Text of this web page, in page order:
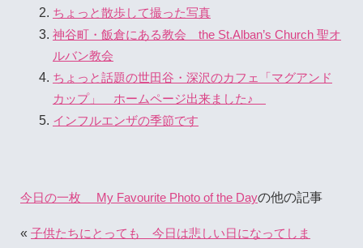
ちょっと散歩して撮った写真
神谷町・飯倉にある教会 the St.Alban’s Church 聖オ
ルバン教会
ちょっと話題の世田谷・深沢のカフェ「マグアンド
カップ」 ホームページ出来ました♪
インフルエンザの季節です
今日の一枚 My Favourite Photo of the Dayの他の記事
« 子供たちにとっても 今日は悲しい日になってしま